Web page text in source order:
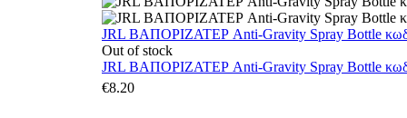
JRL ΒΑΠΟΡΙΖΑΤΕΡ Anti-Gravity Spray Bottle
Out of stock
JRL ΒΑΠΟΡΙΖΑΤΕΡ Anti-Gravity Spray Bottle
€8.20